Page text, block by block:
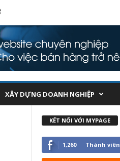
XÂY DỰNG DOANH NGHIỆP
KẾT NỐI VỚI MYPAGE
1,260 Thành viên